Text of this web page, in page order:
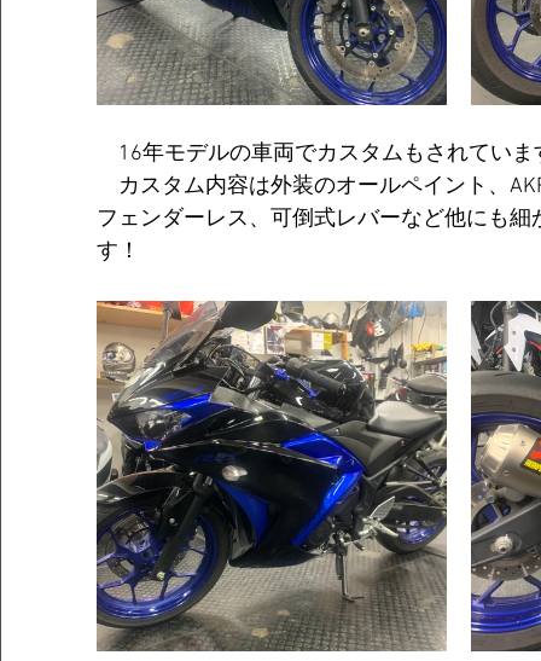
16年モデルの車両でカスタムもされていま
カスタム内容は外装のオールペイント、
フェンダーレス、可倒式レバーなど他にも
す！